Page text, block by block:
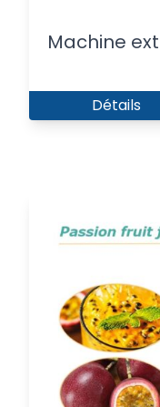
Machine
Détails